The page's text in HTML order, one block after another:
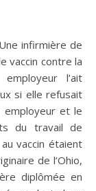
vaccin contre la
l’ait
si elle refusait
employeur et le
du travail de
vaccin étaient
de l’Ohio,
diplômée en